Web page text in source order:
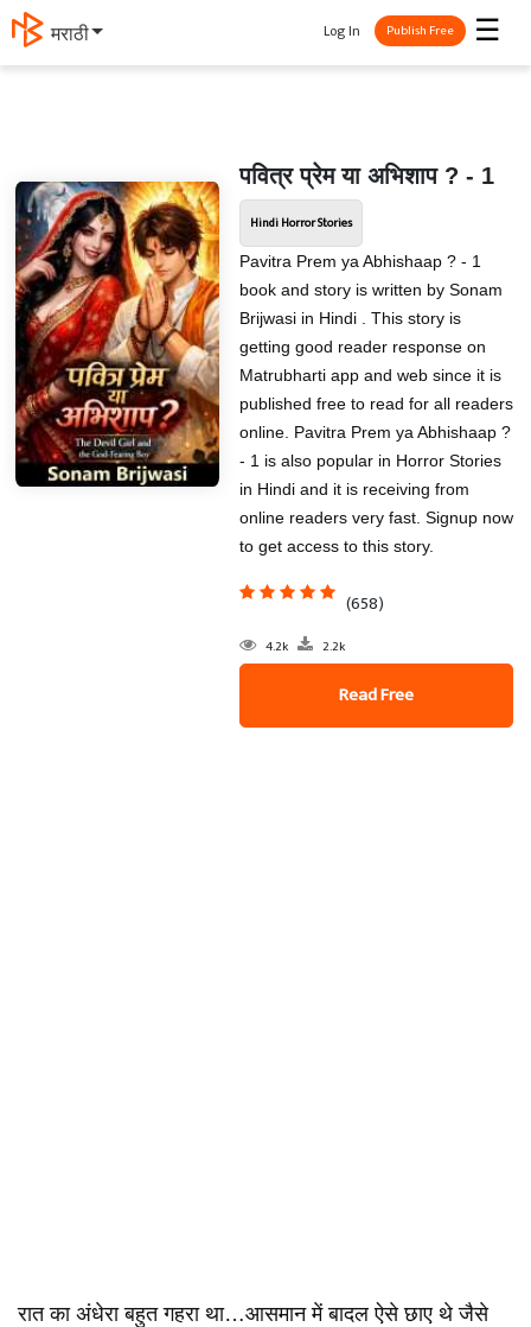
मराठी ☰
Log In Publish Free
पवित्र प्रेम या अभिशाप ? - 1
Hindi Horror Stories
Pavitra Prem ya Abhishaap ? - 1
book and story is written by Sonam
Brijwasi in Hindi . This story is
getting good reader response on
Matrubharti app and web since it is
published free to read for all readers
online. Pavitra Prem ya Abhishaap ?
- 1 is also popular in Horror Stories
in Hindi and it is receiving from
online readers very fast. Signup now
to get access to this story.
(658)
4.2k 2.2k
Read Free
रात का अंधेरा बहुत गहरा था…आसमान में बादल ऐसे छाए थे जैसे